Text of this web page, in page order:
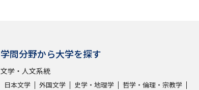
学問分野から大学を探す
文学・人文系統
日本文学 外国文学 史学・地理学
哲学・倫理・宗教学